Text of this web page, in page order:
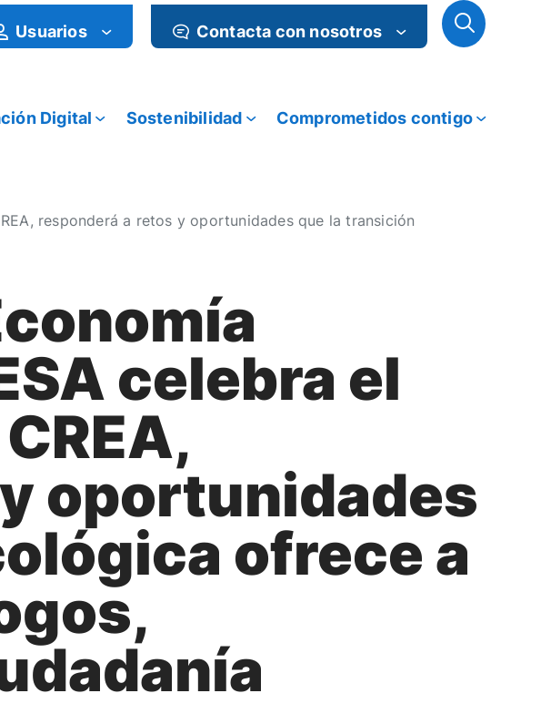
Usuarios Contacta con nosotros
Digital Sostenibilidad Comprometidos contigo
responderá a retos y oportunidades que la transición
celebra el
oportunidades
ofrece a